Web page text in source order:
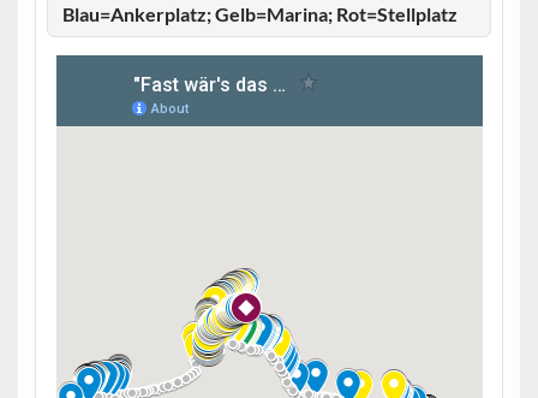
Blau=Ankerplatz; Gelb=Marina; Rot=Stellplatz